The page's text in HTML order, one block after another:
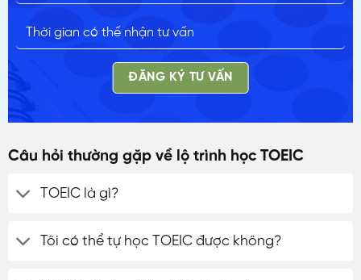
ĐĂNG KÝ TƯ VẤN
Câu hỏi thường gặp về lộ trình học TOEIC
TOEIC là gì?
Tôi có thể tự học TOEIC được không?